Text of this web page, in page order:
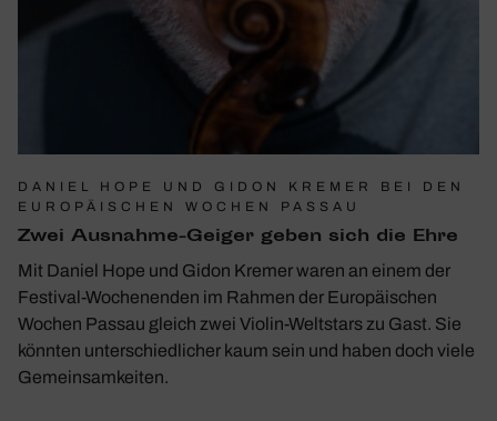
DANIEL HOPE UND GIDON KREMER BEI DEN
EUROPÄISCHEN WOCHEN PASSAU
Zwei Ausnahme-Geiger geben sich die Ehre
Mit Daniel Hope und Gidon Kremer waren an einem der
Festival-Wochenenden im Rahmen der Europäischen
Wochen Passau gleich zwei Violin-Weltstars zu Gast. Sie
könnten unterschiedlicher kaum sein und haben doch viele
Gemeinsamkeiten.